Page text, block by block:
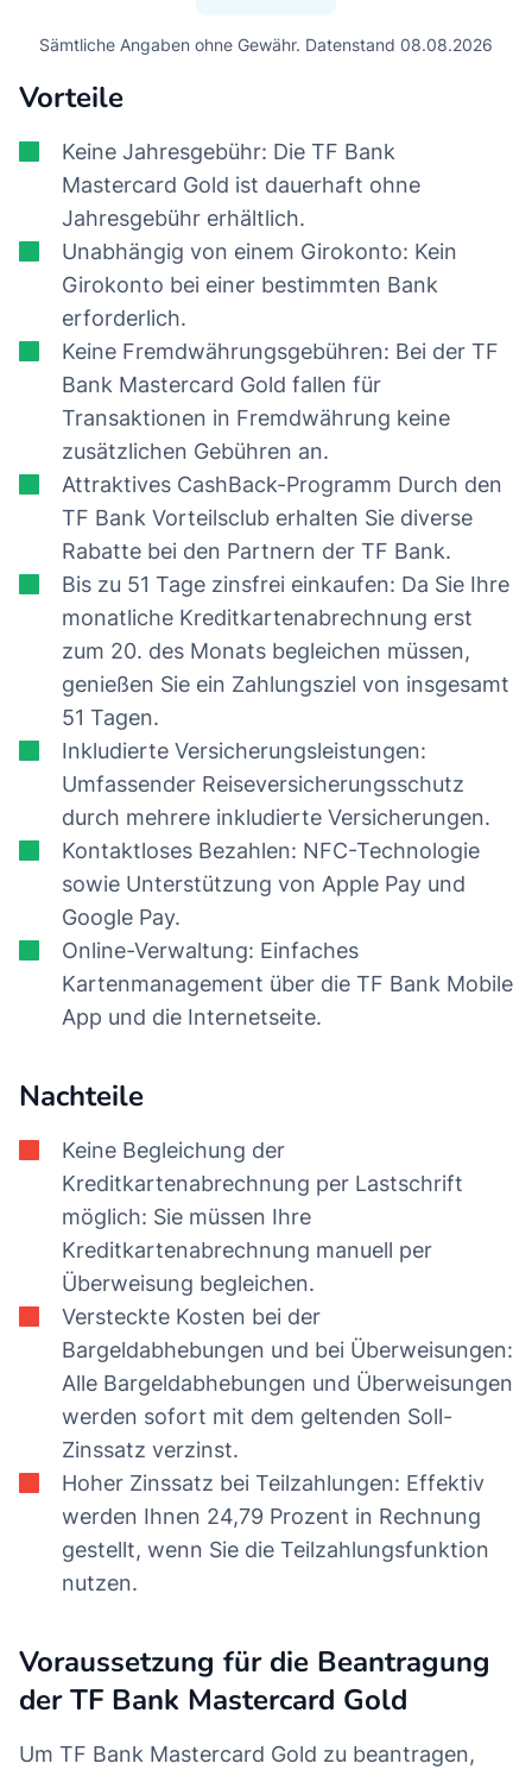
Sämtliche Angaben ohne Gewähr. Datenstand 08.08.2026
Vorteile
Keine Jahresgebühr: Die TF Bank
Mastercard Gold ist dauerhaft ohne
Jahresgebühr erhältlich.
Unabhängig von einem Girokonto: Kein
Girokonto bei einer bestimmten Bank
erforderlich.
Keine Fremdwährungsgebühren: Bei der TF
Bank Mastercard Gold fallen für
Transaktionen in Fremdwährung keine
zusätzlichen Gebühren an.
Attraktives CashBack-Programm Durch den
TF Bank Vorteilsclub erhalten Sie diverse
Rabatte bei den Partnern der TF Bank.
Bis zu 51 Tage zinsfrei einkaufen: Da Sie Ihre
monatliche Kreditkartenabrechnung erst
zum 20. des Monats begleichen müssen,
genießen Sie ein Zahlungsziel von insgesamt
51 Tagen.
Inkludierte Versicherungsleistungen:
Umfassender Reiseversicherungsschutz
durch mehrere inkludierte Versicherungen.
Kontaktloses Bezahlen: NFC-Technologie
sowie Unterstützung von Apple Pay und
Google Pay.
Online-Verwaltung: Einfaches
Kartenmanagement über die TF Bank Mobile
App und die Internetseite.
Nachteile
Keine Begleichung der
Kreditkartenabrechnung per Lastschrift
möglich: Sie müssen Ihre
Kreditkartenabrechnung manuell per
Überweisung begleichen.
Versteckte Kosten bei der
Bargeldabhebungen und bei Überweisungen:
Alle Bargeldabhebungen und Überweisungen
werden sofort mit dem geltenden Soll-
Zinssatz verzinst.
Hoher Zinssatz bei Teilzahlungen: Effektiv
werden Ihnen 24,79 Prozent in Rechnung
gestellt, wenn Sie die Teilzahlungsfunktion
nutzen.
Voraussetzung für die Beantragung
der TF Bank Mastercard Gold
Um TF Bank Mastercard Gold zu beantragen,